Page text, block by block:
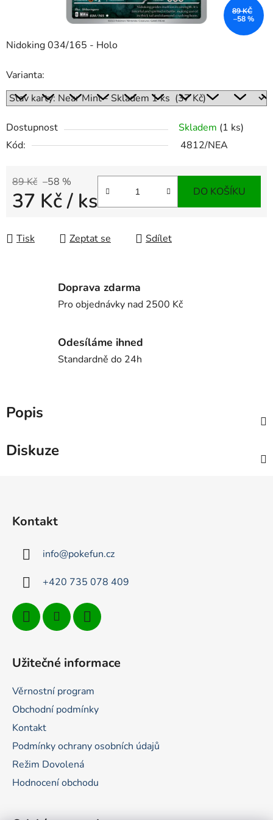
Nidoking 034/165 - Holo
Varianta:
Dostupnost Skladem (1 ks)
Kód:
4812/NEA
89 Kč –58 %
37 Kč/ ks DO KOŠÍKU
Tisk Zeptat se Sdílet
89 KČ
–58 %
Doprava zdarma
Pro objednávky nad 2500 Kč
Odesíláme ihned
Standardně do 24h
Popis
Diskuze
Kontakt
info@pokefun.cz
+420 735 078 409
Užitečné informace
Věrnostní program
Obchodní podmínky
Kontakt
Podmínky ochrany osobních údajů
Režim Dovolená
Hodnocení obchodu